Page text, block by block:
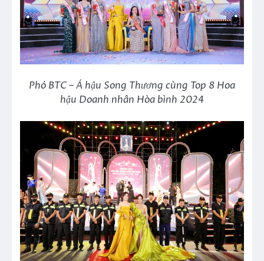
Phó BTC – Á hậu Song Thương cùng Top 8 Hoa
hậu Doanh nhân Hòa bình 2024